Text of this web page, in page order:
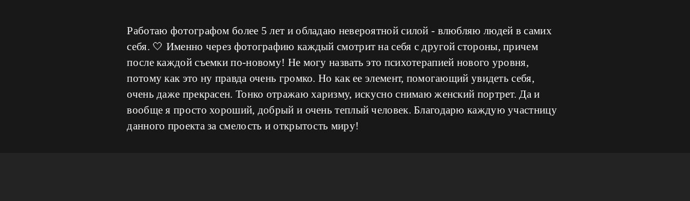
Работаю фотографом более 5 лет и обладаю невероятной силой - влюбляю людей в самих
себя. 🤍 Именно через фотографию каждый смотрит на себя с другой стороны, причем
после каждой съемки по-новому! Не могу назвать это психотерапией нового уровня,
потому как это ну правда очень громко. Но как ее элемент, помогающий увидеть себя,
очень даже прекрасен. Тонко отражаю харизму, искусно снимаю женский портрет. Да и
вообще я просто хороший, добрый и очень теплый человек. Благодарю каждую участницу
данного проекта за смелость и открытость миру!